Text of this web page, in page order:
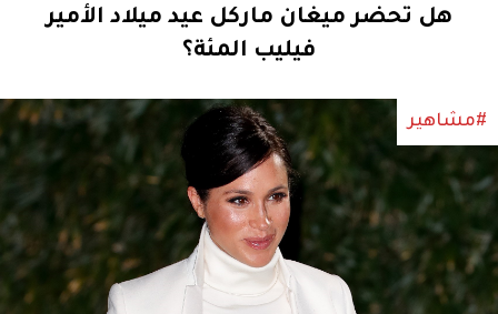
هل تحضر ميغان ماركل عيد ميلاد الأمير
فيليب المئة؟
#مشاهير